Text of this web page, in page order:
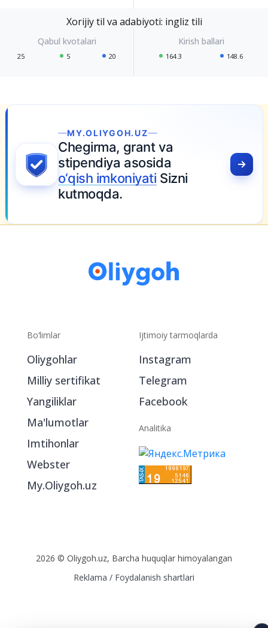
Xorijiy til va adabiyoti: ingliz tili
25 5 20 164.3 148.6
Bo‘limlar
Oliygohlar
Imtihonlar
Ijtimoiy tarmoqlarda
Telegram
Facebook
Analitika